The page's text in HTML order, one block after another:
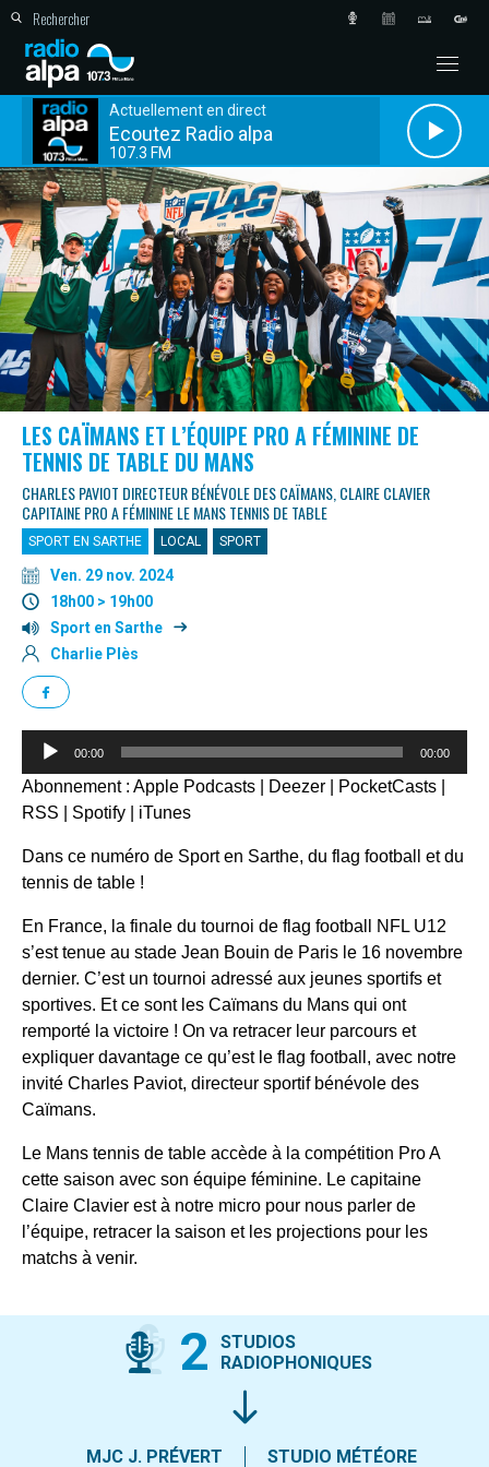
Actuellement en direct
Ecoutez Radio alpa
107.3 FM
LES CAÏMANS ET L’ÉQUIPE PRO A FÉMININE DE
TENNIS DE TABLE DU MANS
CHARLES PAVIOT DIRECTEUR BÉNÉVOLE DES CAÏMANS, CLAIRE CLAVIER
CAPITAINE PRO A FÉMININE LE MANS TENNIS DE TABLE
SPORT EN SARTHE LOCAL SPORT
Ven. 29 nov. 2024
18h00 > 19h00
Sport en Sarthe
Charlie Plès
Lecteur
00:00 00:00
Abonnement : Apple Podcasts Deezer PocketCasts
RSS
Spotify iTunes
Dans ce numéro de Sport en Sarthe, du flag football et du
tennis de table !
En France, la finale du tournoi de flag football NFL U12
s’est tenue au stade Jean Bouin de Paris le 16 novembre
dernier. C’est un tournoi adressé aux jeunes sportifs et
sportives. Et ce sont les Caïmans du Mans qui ont
remporté la victoire ! On va retracer leur parcours et
expliquer davantage ce qu’est le flag football, avec notre
invité Charles Paviot, directeur sportif bénévole des
Caïmans.
Le Mans tennis de table accède à la compétition Pro A
cette saison avec son équipe féminine. Le capitaine
Claire Clavier est à notre micro pour nous parler de
l’équipe, retracer la saison et les projections pour les
matchs à venir.
2
STUDIOS
RADIOPHONIQUES
MJC J. PRÉVERT STUDIO MÉTÉORE